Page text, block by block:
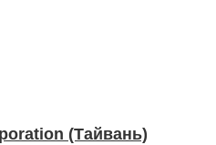
(Тайвань)